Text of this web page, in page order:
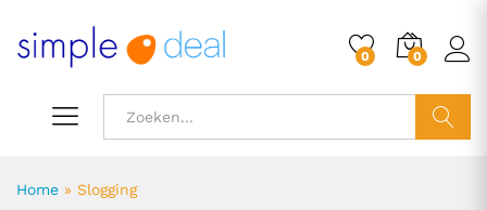
0 0
Home » Slogging